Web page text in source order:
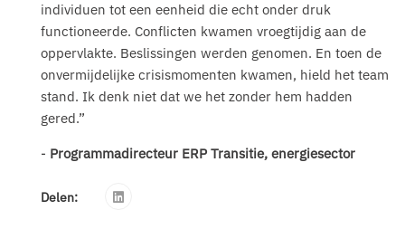
individuen tot een eenheid die echt onder druk
functioneerde. Conflicten kwamen vroegtijdig aan de
oppervlakte. Beslissingen werden genomen. En toen de
onvermijdelijke crisismomenten kwamen, hield het team
stand. Ik denk niet dat we het zonder hem hadden
gered.”
- Programmadirecteur ERP Transitie, energiesector
Delen: